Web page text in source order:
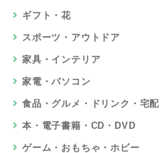
ギフト・花
スポーツ・アウトドア
家具・インテリア
家電・パソコン
食品・グルメ・ドリンク・宅配
本・電子書籍・CD・DVD
ゲーム・おもちゃ・ホビー